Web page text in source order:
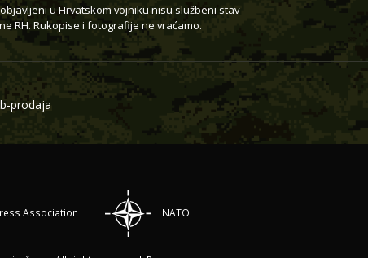
u Hrvatskom vojniku nisu službeni stav
RH. Rukopise i fotografije ne vraćamo.
prodaja
Association NATO